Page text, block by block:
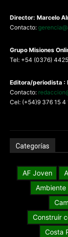
Director: Marcelo
Contacto:
Grupo Misiones
Tel: +54 (0376)
Editora/periodista :
Contacto:
Cel: (+54)9 376 15 4
Categorías
AF Joven
Ambiente
Construir
Costa